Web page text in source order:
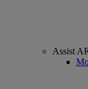
Assist